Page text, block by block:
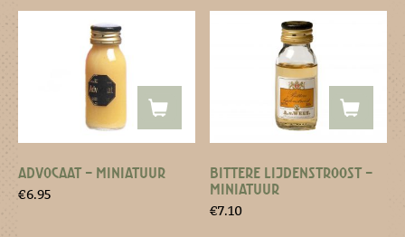
ADVOCAAT – MINIATUUR
€6.95
BITTERE LIJDENSTROOST –
MINIATUUR
€7.10